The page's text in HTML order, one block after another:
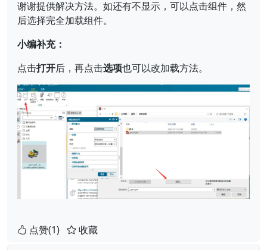
谢谢提供解决方法。如还有不显示，可以点击组件，然
后选择完全加载组件。
小编补充：
点击打开后，再点击选项也可以改加载方法。
点赞(1) 收藏